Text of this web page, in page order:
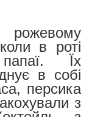
в роті
Їх
в собі
персика
з